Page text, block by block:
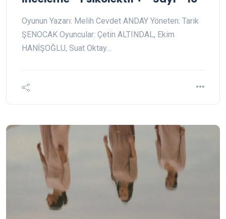
Oyunun Yazarı: Melih Cevdet ANDAY Yöneten: Tarık
ŞENOCAK Oyuncular: Çetin ALTINDAL, Ekim
HANİŞOĞLU, Suat Oktay…